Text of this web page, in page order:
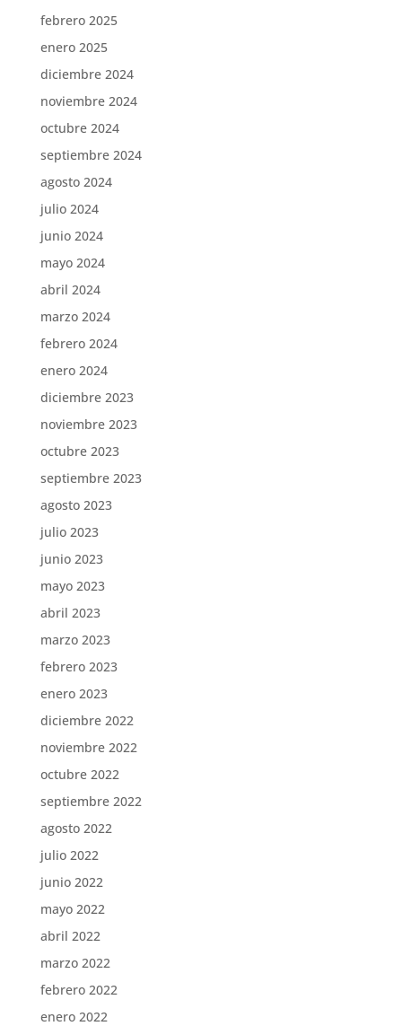
febrero 2025
enero 2025
diciembre 2024
noviembre 2024
octubre 2024
septiembre 2024
agosto 2024
julio 2024
junio 2024
mayo 2024
abril 2024
marzo 2024
febrero 2024
enero 2024
diciembre 2023
noviembre 2023
octubre 2023
septiembre 2023
agosto 2023
julio 2023
junio 2023
mayo 2023
abril 2023
marzo 2023
febrero 2023
enero 2023
diciembre 2022
noviembre 2022
octubre 2022
septiembre 2022
agosto 2022
julio 2022
junio 2022
mayo 2022
abril 2022
marzo 2022
febrero 2022
enero 2022